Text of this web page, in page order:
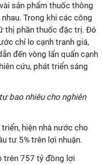
sản phẩm thuốc thông
Trong khi các công
thị phần thuốc đặc trị. Đó
chỉ lo cạnh tranh giá,
đến vòng lẩn quẩn cạnh
cứu, phát triển sáng
bao nhiêu cho nghiên
hiện nhà nước cho
tư 5% trên lợi nhuận.
trên 757 tỷ đồng lợi